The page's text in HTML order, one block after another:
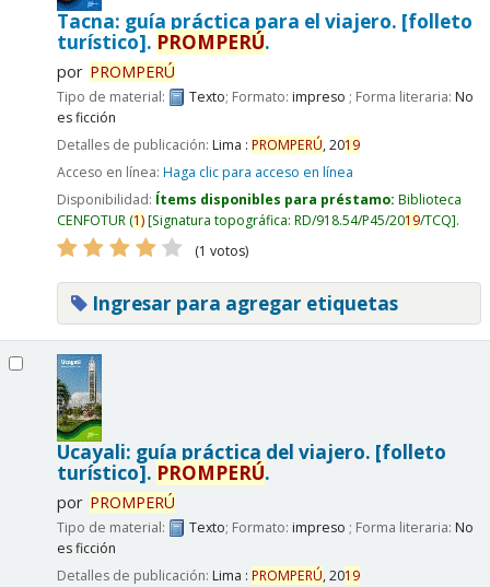
Tacna: guía práctica para el viajero. [folleto
turístico]. PROMPERÚ.
por PROMPERÚ
Tipo de material: Texto; Formato: impreso ; Forma literaria: No
es ficción
Detalles de publicación: Lima : PROMPERÚ,2019
Acceso en línea: Haga clic para acceso en línea
Disponibilidad: Ítems disponibles para préstamo: Biblioteca
CENFOTUR(1) Signatura topográfica: RD/918.54/P45/2019/TCQ .
(1 votos)
Ingresar para agregar etiquetas
Ucayali: guía práctica del viajero. [folleto
turístico]. PROMPERÚ.
por PROMPERÚ
Tipo de material: Texto; Formato: impreso ; Forma literaria: No
es ficción
Detalles de publicación: Lima : PROMPERÚ,2019